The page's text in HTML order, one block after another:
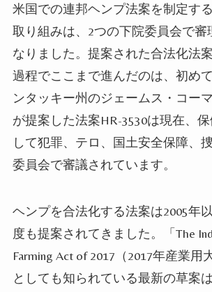
米国での連邦ヘンプ法案を制定す
取り組みは、 2つの下院委員会で審
なりました。 提案された合法化法
過程でここまで進んだのは、 初めて
ンタッキー州のジェームス・コー
が提案した法案HR-3530は現在、
して犯罪、テロ、国土安全保障、
委員会で審議されています。
ヘンプを合法化する法案は2005年
度も提案されてきました。「The
Farming Act of 2017（2017年産業用
としても知られている最新の草案